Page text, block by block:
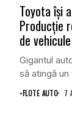
Toyota își
Producție
de
Gigantul
să atingă
•FLOTE AUTO 7